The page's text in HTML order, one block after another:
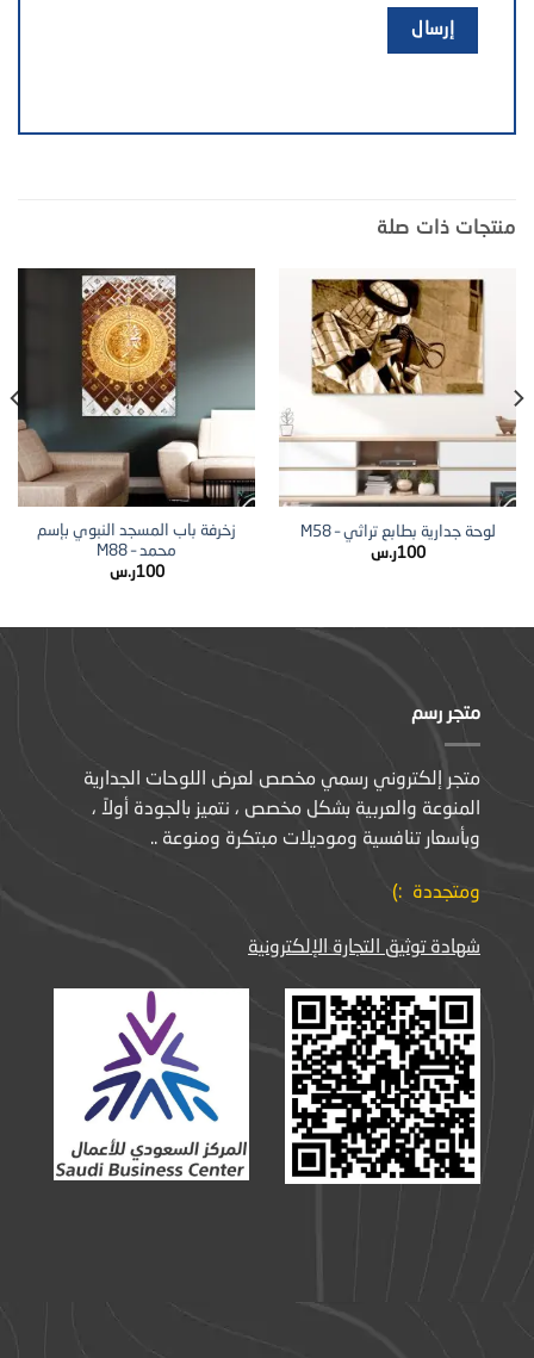
منتجات ذات صلة
لوحة جدارية بطابع تراثي – M58
100ر.س
زخرفة باب المسجد النبوي بإسم
محمد – M88
100ر.س
متجر رسم
متجر إلكتروني رسمي مخصص لعرض اللوحات الجدارية
المنوعة والعربية بشكل مخصص ، نتميز بالجودة أولاً ،
وبأسعار تنافسية وموديلات مبتكرة ومنوعة ..
ومتجددة :)
شهادة توثيق التجارة الإلكترونية